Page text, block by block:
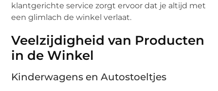
klantgerichte service zorgt ervoor dat je altijd met
een glimlach de winkel verlaat.
Veelzijdigheid van Producten
in de Winkel
Kinderwagens en Autostoeltjes